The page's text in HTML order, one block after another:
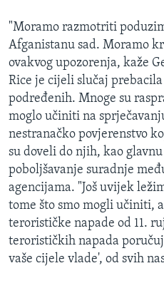
"Moramo razmotriti
Afganistanu sad. Moramo
ovakvog upozorenja, kaže
Rice je cijeli slučaj
podređenih. Mnoge su
moglo učiniti na
nestranačko povjerenstvo
su doveli do njih, kao
poboljšavanje suradnje
agencijama. "Još uvijek
tome što smo mogli učiniti,
terorističke napade od 11.
terorističkih napada
vaše cijele vlade', od svih